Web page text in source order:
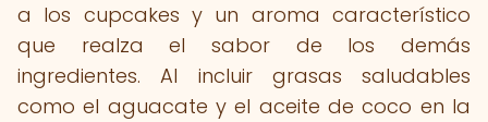
a los cupcakes y un aroma característico
que realza el sabor de los demás
ingredientes. Al incluir grasas saludables
como el aguacate y el aceite de coco en la